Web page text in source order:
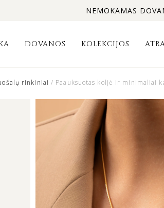
NEMOKAMAS
DOVANOS KOLEKCIJOS
rinkiniai / Paauksuotas koljė ir minimaliai